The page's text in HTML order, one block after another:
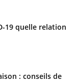
19 quelle relation
: conseils de